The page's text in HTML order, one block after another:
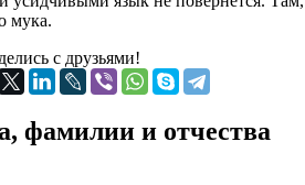
мука.
с друзьями!
фамилии и отчества